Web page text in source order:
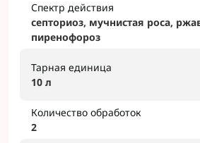
Спектр действия
септориоз, мучнистая роса,
пиренофороз
Тарная единица
10 л
Количество обработок
2